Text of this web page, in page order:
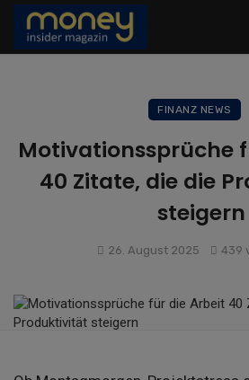
FINANZ NEWS
Motivationssprüche
40 Zitate, die die
steigern
26. August 2025 439